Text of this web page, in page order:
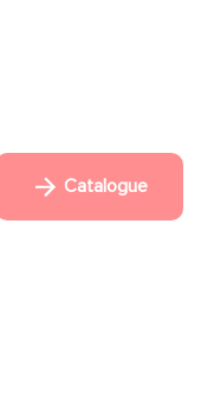
Catalogue